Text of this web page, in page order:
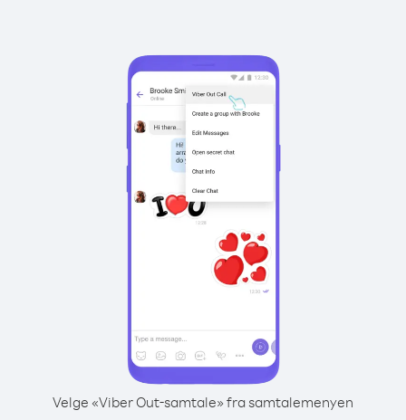
Velge «Viber Out-samtale» fra samtalemenyen